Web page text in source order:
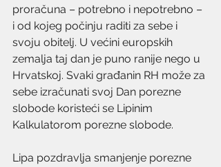
proračuna – potrebno i nepotrebno –
i od kojeg počinju raditi za sebe i
svoju obitelj. U većini europskih
zemalja taj dan je puno ranije nego u
Hrvatskoj. Svaki građanin RH može za
sebe izračunati svoj Dan porezne
slobode koristeći se Lipinim
Kalkulatorom porezne slobode.
Lipa pozdravlja smanjenje porezne